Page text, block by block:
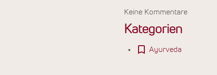
Keine Kommentare
Kategorien
Ayurveda